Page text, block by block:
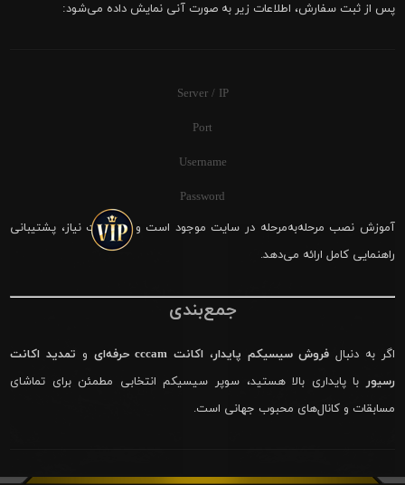
پس از ثبت سفارش، اطلاعات زیر به صورت آنی نمایش داده می‌شود:
Server / IP
Port
Username
Password
آموزش نصب مرحله‌به‌مرحله در سایت موجود است و در صورت نیاز، پشتیبانی
راهنمایی کامل ارائه می‌دهد.
جمع‌بندی
اگر به دنبال فروش سیسیکم پایدار، اکانت cccam حرفه‌ای و تمدید اکانت
رسیور با پایداری بالا هستید، سوپر سیسیکم انتخابی مطمئن برای تماشای
مسابقات و کانال‌های محبوب جهانی است.